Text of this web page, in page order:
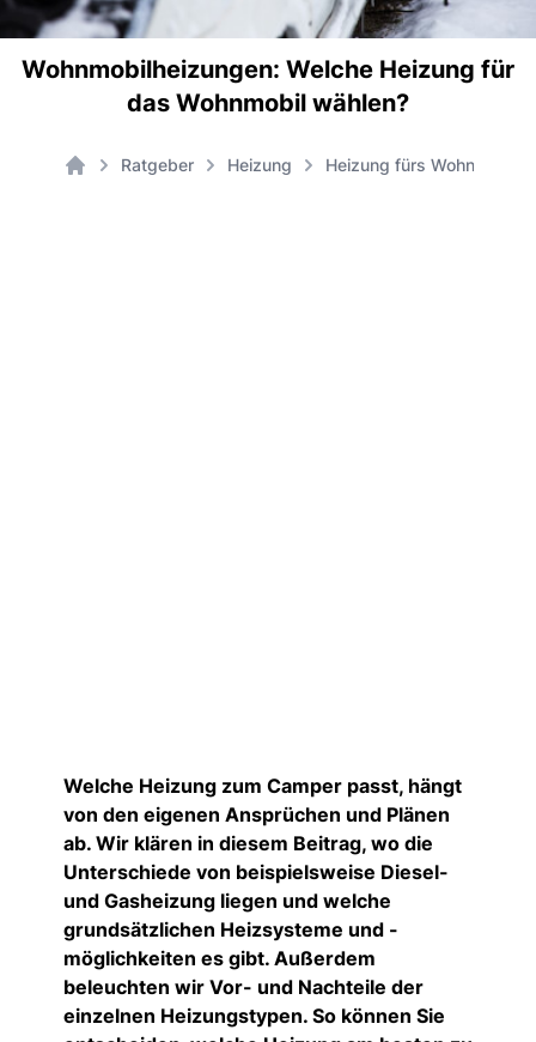
Wohnmobilheizungen: Welche Heizung für
das Wohnmobil wählen?
Ratgeber Heizung Heizung fürs Wohnmobil
Welche Heizung zum Camper passt, hängt
von den eigenen Ansprüchen und Plänen
ab. Wir klären in diesem Beitrag, wo die
Unterschiede von beispielsweise Diesel-
und Gasheizung liegen und welche
grundsätzlichen Heizsysteme und -
möglichkeiten es gibt. Außerdem
beleuchten wir Vor- und Nachteile der
einzelnen Heizungstypen. So können Sie